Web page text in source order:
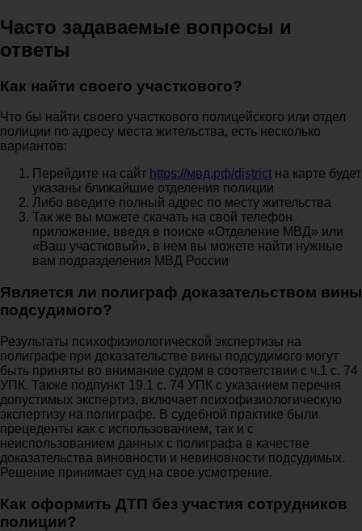
Часто задаваемые вопросы и
ответы
Как найти своего участкового?
Что бы найти своего участкового полицейского или отдел
полиции по адресу места жительства, есть несколько
вариантов:
Перейдите на сайт https://мвд.рф/district на карте будет
указаны ближайшие отделения полиции
Либо введите полный адрес по месту жительства
Так же вы можете скачать на свой телефон
приложение, введя в поиске «Отделение МВД» или
«Ваш участковый», в нем вы можете найти нужные
вам подразделения МВД России
Является ли полиграф доказательством вины
подсудимого?
Результаты психофизиологической экспертизы на
полиграфе при доказательстве вины подсудимого могут
быть приняты во внимание судом в соответствии с ч.1 с. 74
УПК. Также подпункт 19.1 с. 74 УПК с указанием перечня
допустимых экспертиз, включает психофизиологическую
экспертизу на полиграфе. В судебной практике были
прецеденты как с использованием, так и с
неиспользованием данных с полиграфа в качестве
доказательства виновности и невиновности подсудимых.
Решение принимает суд на свое усмотрение.
Как оформить ДТП без участия сотрудников
полиции?